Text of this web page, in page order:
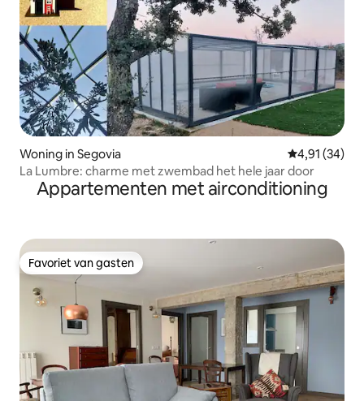
Woning in Segovia Gemiddelde
4,91 (34)
La Lumbre: charme met zwembad het hele jaar door
Appartementen met airconditioning
Favoriet van gasten
Favoriet van gasten